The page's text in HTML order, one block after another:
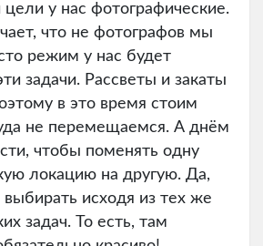
у нас фотографические.
что не фотографов мы
режим у нас будет
задачи. Рассветы и закаты
в это время стоим
не перемещаемся. А днём
чтобы поменять одну
локацию на другую. Да,
исходя из тех же
задач. То есть, там